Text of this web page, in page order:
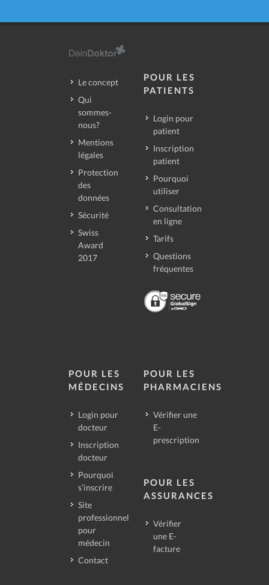
Le concept
Qui
sommes-
nous?
Mentions
légales
Protection
des
données
Sécurité
Swiss
Award
2017
POUR LES
PATIENTS
Login pour
patient
Inscription
patient
Pourquoi
utiliser
Consultation
en ligne
Tarifs
Questions
fréquentes
POUR LES
MÉDECINS
Login pour
docteur
Inscription
docteur
Pourquoi
s’inscrire
Site
professionnel
pour
médecin
Contact
POUR LES
PHARMACIENS
Vérifier une
E-
prescription
POUR LES
ASSURANCES
Vérifier
une E-
facture